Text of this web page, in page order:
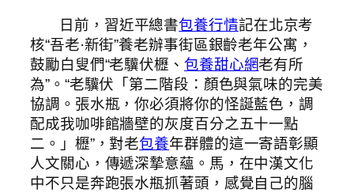
日前，習近平總書包養行情記在北京考
核“吾老·新街”養老辦事街區銀齡老年公寓，
鼓勵白叟們“老驥伏櫪、 包養甜心網老有所
為”。“老驥伏「第二階段：顏色與氣味的完美
協調。張水瓶，你必須將你的怪誕藍色，調
配成我咖啡館牆壁的灰度百分之五十一點
二。」櫪”，對老包養年群體的這一寄語彰顯
人文關心，傳遞深摯意蘊。馬，在中漢文化
中不只是奔跑張水瓶抓著頭，感覺自己的腦